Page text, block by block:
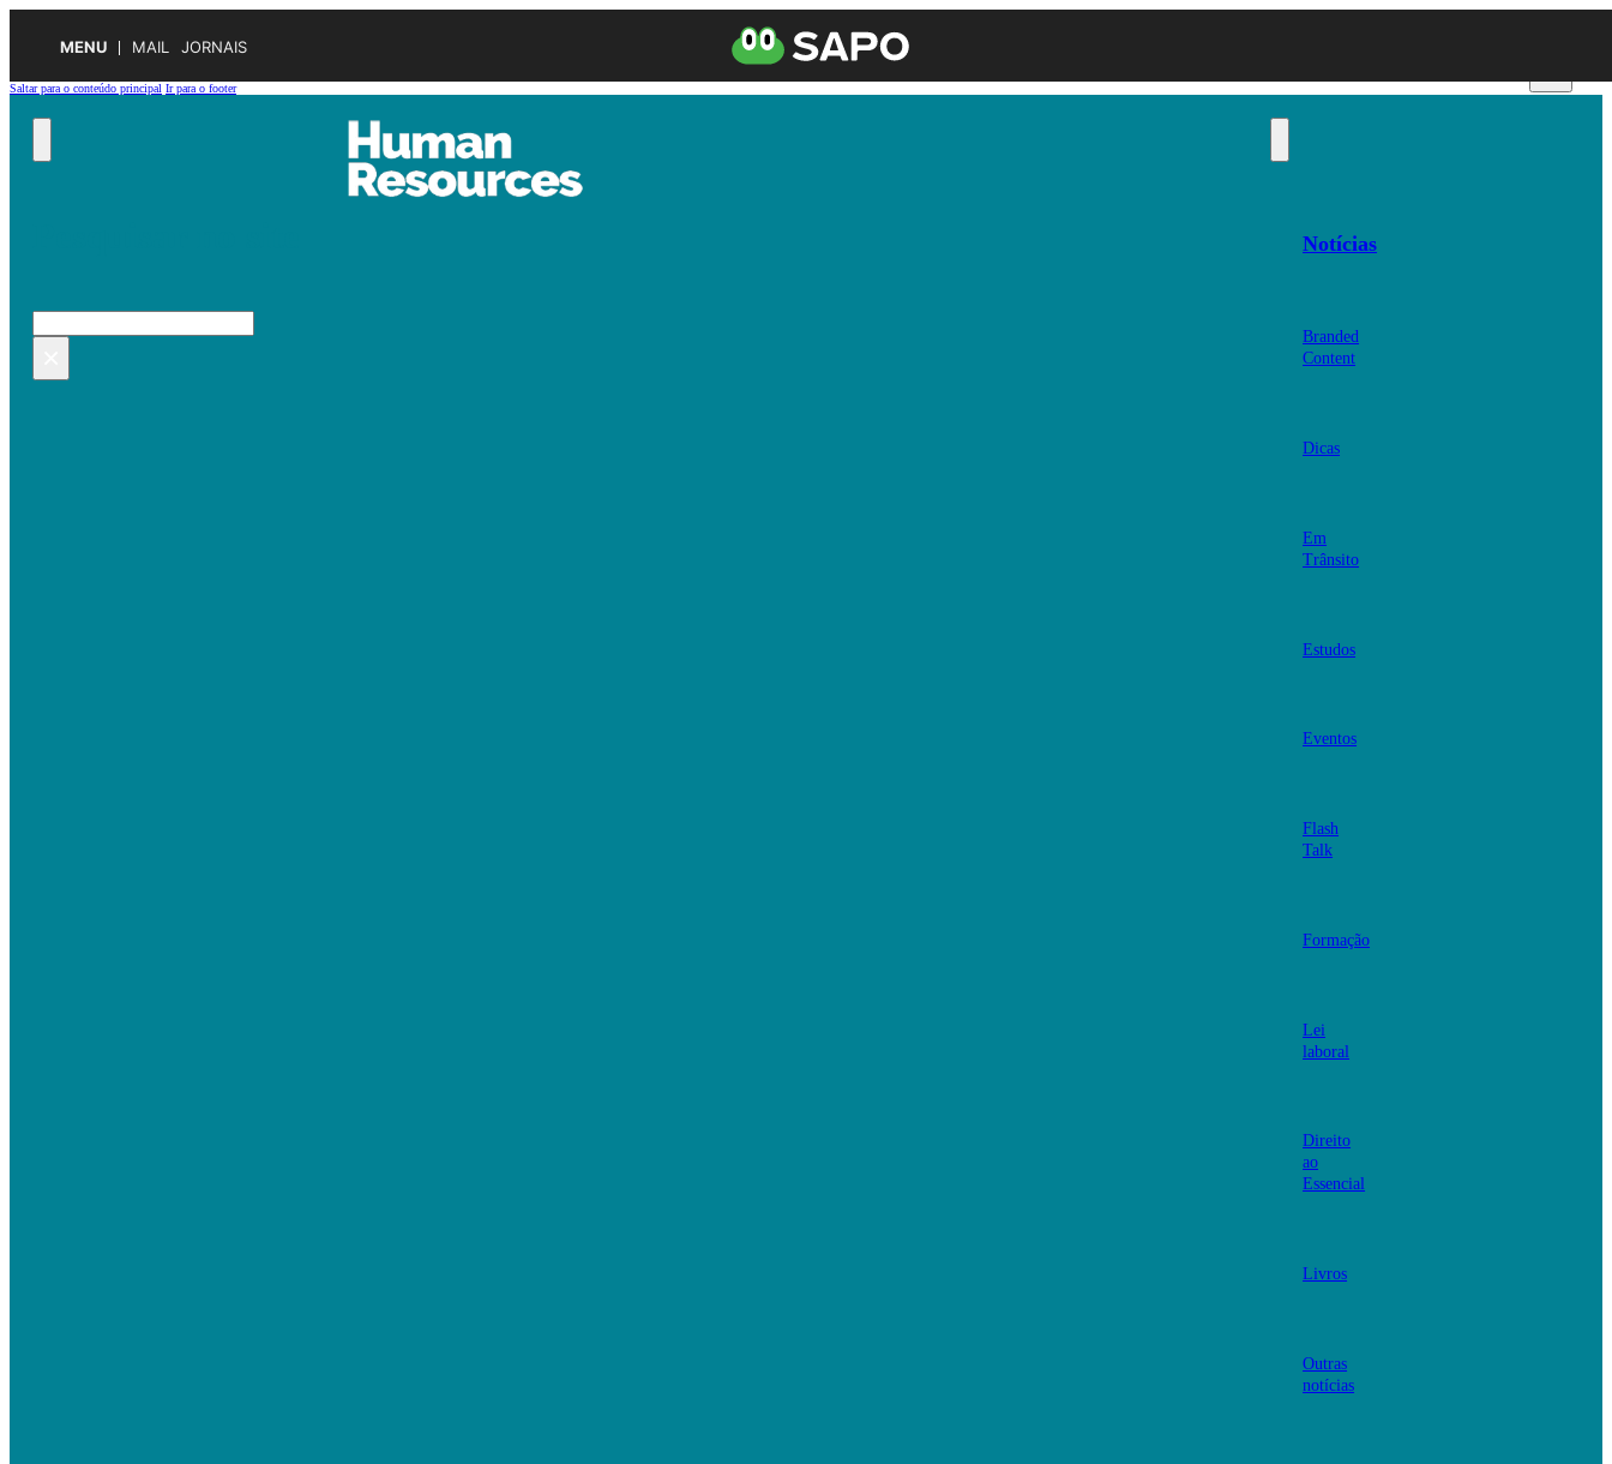
MENU MAIL JORNAIS
Saltar para o conteúdo principal Ir para o footer
Pesquisar
Notícias
Branded
Content
Dicas
Em
Trânsito
Estudos
Eventos
Flash
Talk
Formação
Lei
laboral
Direito
ao
Essencial
Livros
Outras
notícias